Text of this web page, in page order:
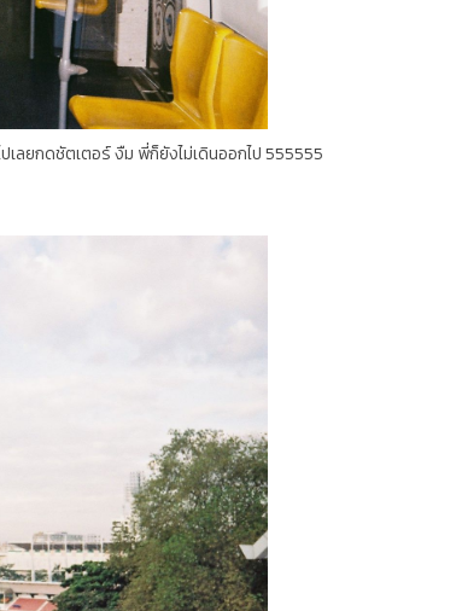
เลยกดชัตเตอร์ งืม พี่ก็ยังไม่เดินออกไป 555555